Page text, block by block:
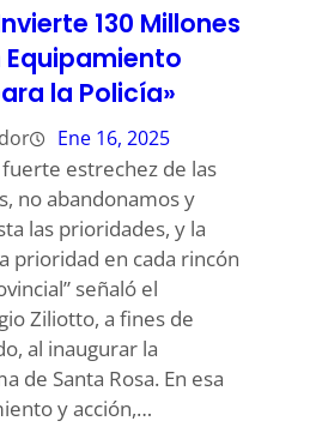
130 Millones
Equipamiento
la Policía»
Ene 16, 2025
fuerte estrechez de las
no abandonamos y
las prioridades, y la
prioridad en cada rincón
señaló el
Ziliotto, a fines de
al inaugurar la
de Santa Rosa. En esa
y acción,…